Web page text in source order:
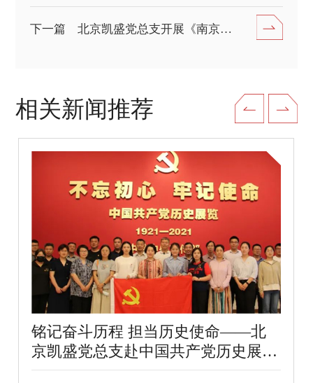
下一篇 北京凯盛党总支开展《南京照相馆》主题党日 观影活动
相关新闻推荐
铭记奋斗历程 担当历史使命——北
京凯盛党总支赴中国共产党历史展览
馆开展“七一”主题党日活动